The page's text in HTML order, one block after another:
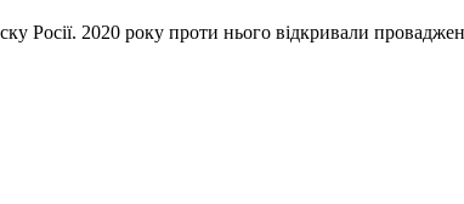
Росії. 2020 року проти нього відкривали